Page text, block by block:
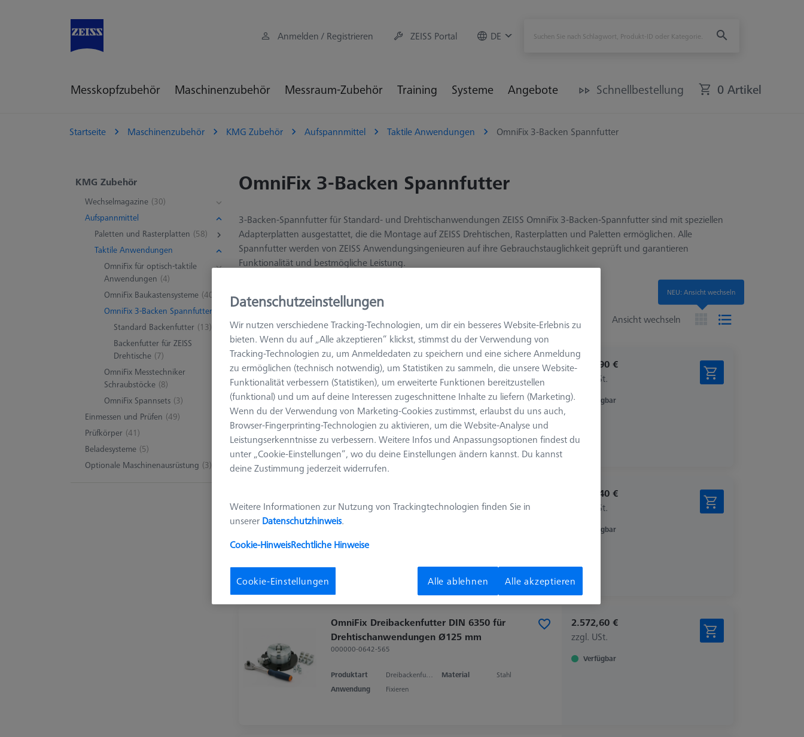
Anmelden / Registrieren ZEISS Portal DE
Messkopfzubehör Maschinenzubehör Messraum-Zubehör Training Systeme Angebote Schnellbestellung 0 Artikel
Startseite Maschinenzubehör KMG Zubehör Aufspannmittel Taktile Anwendungen OmniFix 3-Backen Spannfutter
KMG Zubehör
Wechselmagazine (30)
Aufspannmittel
Paletten und Rasterplatten (58)
Taktile Anwendungen
OmniFix für optisch-taktile
Anwendungen (4)
OmniFix Baukastensysteme (40)
OmniFix 3-Backen Spannfutter
Standard Backenfutter (13)
Backenfutter für ZEISS
Drehtische (7)
OmniFix Messtechniker
Schraubstöcke (8)
OmniFix Spannsets (3)
Einmessen und Prüfen (49)
Prüfkörper (41)
Beladesysteme (5)
Optionale Maschinenausrüstung (3)
OmniFix 3-Backen Spannfutter
3-Backen-Spannfutter für Standard- und Drehtischanwendungen ZEISS OmniFix 3-Backen-Spannfutter sind mit speziellen
Adapterplatten ausgestattet, die die Montage auf ZEISS Drehtischen, Rasterplatten und Paletten ermöglichen. Alle
Spannfutter werden von ZEISS Anwendungsingenieuren auf ihre Gebrauchstauglichkeit geprüft und garantieren
Funktionalität und bestmögliche Leistung.
20 Produkte Ansicht wechseln
Empfohlen
OmniFix Messtechniker Schraubstock 80
x 160 mm, Aluminium schwarz
626109-9220-210
Produktart Schraubstock Material
Edelstahl
Anwendung
Befestigen
1.296,90 €
zzgl. USt.
Verfügbar
170 x 420 mm, Edelstahl
626109-9220-280
Produktart
1.559,40 €
zzgl. USt.
Verfügbar
OmniFix Dreibackenfutter DIN 6350 für
Drehtischanwendungen Ø125 mm
000000-0642-565
Produktart Dreibackenfutter Material
Stahl
Anwendung
Fixieren
2.572,60 €
zzgl. USt.
Verfügbar
NEU: Ansicht wechseln
Datenschutzeinstellungen
Wir nutzen verschiedene Tracking-Technologien, um dir ein besseres Website-Erlebnis zu
bieten. Wenn du auf „Alle akzeptieren“ klickst, stimmst du der Verwendung von
Tracking-Technologien zu, um Anmeldedaten zu speichern und eine sichere Anmeldung
zu ermöglichen (technisch notwendig), um Statistiken zu sammeln, die unsere Website-
Funktionalität verbessern (Statistiken), um erweiterte Funktionen bereitzustellen
(funktional) und um auf deine Interessen zugeschnittene Inhalte zu liefern (Marketing).
Wenn du der Verwendung von Marketing-Cookies zustimmst, erlaubst du uns auch,
Browser-Fingerprinting-Technologien zu aktivieren, um die Website-Analyse und
Leistungserkenntnisse zu verbessern. Weitere Infos und Anpassungsoptionen findest du
unter „Cookie-Einstellungen“, wo du deine Einstellungen ändern kannst. Du kannst
deine Zustimmung jederzeit widerrufen.
Weitere Informationen zur Nutzung von Trackingtechnologien finden Sie in
unserer Datenschutzhinweis.
Cookie-HinweisRechtliche Hinweise
Cookie-Einstellungen Alle ablehnen Alle akzeptieren